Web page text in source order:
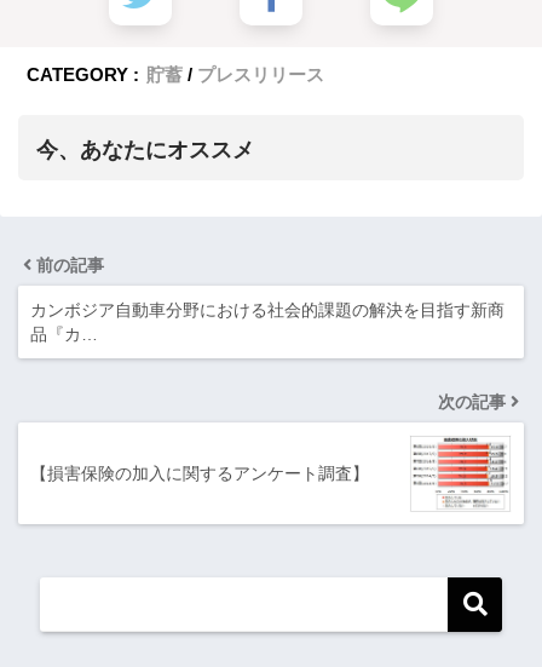
CATEGORY : 貯蓄 プレスリリース
今、あなたにオススメ
前の記事
カンボジア自動車分野における社会的課題の解決を目指す新商
品『カ…
次の記事
【損害保険の加入に関するアンケート調査】